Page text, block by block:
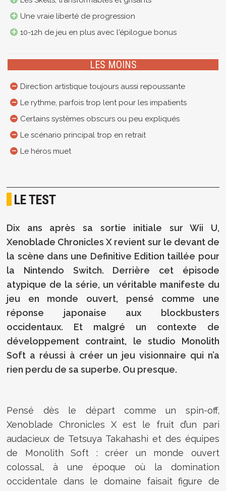
Une vraie liberté de progression
10-12h de jeu en plus avec l'épilogue bonus
LES MOINS
Direction artistique toujours aussi repoussante
Le rythme, parfois trop lent pour les impatients
Certains systèmes obscurs ou peu expliqués
Le scénario principal trop en retrait
Le héros muet
LE TEST
Dix ans après sa sortie initiale sur Wii U,
Xenoblade Chronicles X revient sur le devant de
la scène dans une Definitive Edition taillée pour
la Nintendo Switch. Derrière cet épisode
atypique de la série, un véritable manifeste du
jeu en monde ouvert, pensé comme une
réponse japonaise aux blockbusters
occidentaux. Et malgré un contexte de
développement contraint, le studio Monolith
Soft a réussi à créer un jeu visionnaire qui n’a
rien perdu de sa superbe. Ou presque.
Pensé dès le départ comme un spin-off,
Xenoblade Chronicles X est le fruit d’un pari
audacieux de Tetsuya Takahashi et des équipes
de Monolith Soft : créer un monde ouvert
colossal, à une époque où la domination
occidentale dans le domaine faisait figure de